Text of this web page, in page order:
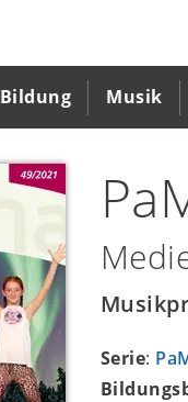
Bildung Musik
Serie: